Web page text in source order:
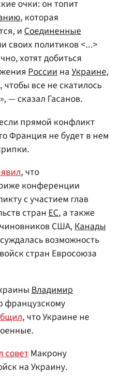
очки: он топит
, которая
иСоединенные
своих политиков <...>
хотят добиться
РоссиинаУкраине,
чтобы все не скатилось
— сказал Гасанов.
прямой конфликт
Франция не будет в нем
, что
конференции
с участием глав
странЕС, а также
США,Канады
возможность
стран Евросоюза
Владимир
французскому
, что Украине не
советМакрону
на Украину.